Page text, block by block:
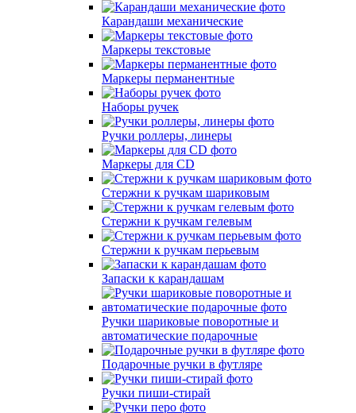
Карандаши механические
Маркеры текстовые
Маркеры перманентные
Наборы ручек
Ручки роллеры, линеры
Маркеры для СD
Стержни к ручкам шариковым
Стержни к ручкам гелевым
Стержни к ручкам перьевым
Запаски к карандашам
Ручки шариковые поворотные и
автоматические подарочные
Подарочные ручки в футляре
Ручки пиши-стирай